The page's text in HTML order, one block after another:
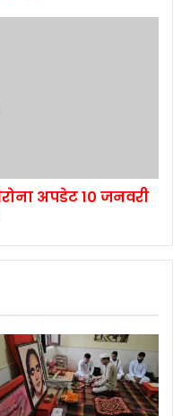
अपडेट 10 जनवरी